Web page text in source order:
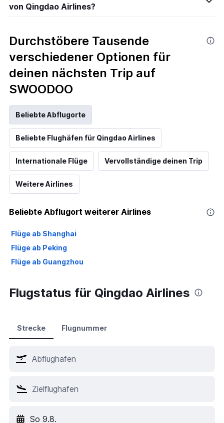
von Qingdao Airlines?
Durchstöbere Tausende
verschiedener Optionen für
deinen nächsten Trip auf
SWOODOO
Beliebte Abflugorte
Beliebte Flughäfen für Qingdao Airlines
Internationale Flüge Vervollständige deinen Trip
Weitere Airlines
Beliebte Abflugort weiterer Airlines
Flüge ab Shanghai
Flüge ab Peking
Flüge ab Guangzhou
Flugstatus für Qingdao Airlines
Strecke Flugnummer
So 9.8.